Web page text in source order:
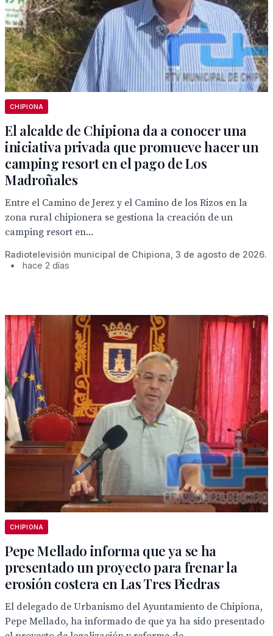
CHIPIONA
El alcalde de Chipiona da a conocer una
iniciativa privada que promueve hacer un
camping resort en el pago de Los
Madroñales
Entre el Camino de Jerez y el Camino de los Rizos en la
zona rural chipionera se gestiona la creación de un
camping resort en...
Radiotelevisión municipal de Chipiona, 3 de agosto de 2026.
•
hace 2 días
CHIPIONA
Pepe Mellado informa que ya se ha
presentado un proyecto para frenar la
erosión costera en Las Tres Piedras
El delegado de Urbanismo del Ayuntamiento de Chipiona,
Pepe Mellado, ha informado de que ya ha sido presentado